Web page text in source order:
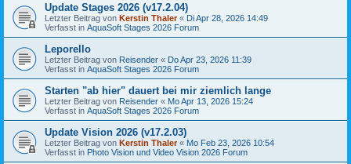
Update Stages 2026 (v17.2.04)
Letzter Beitrag von Kerstin Thaler« Di Apr 28, 2026 14:49
Verfasst in AquaSoft Stages 2026 Forum
Leporello
Letzter Beitrag von Reisender « Do Apr 23, 2026 11:39
Verfasst in AquaSoft Stages 2026 Forum
Starten "ab hier" dauert bei mir ziemlich lange
Letzter Beitrag von Reisender « Mo Apr 13, 2026 15:24
Verfasst in AquaSoft Stages 2026 Forum
Update Vision 2026 (v17.2.03)
Letzter Beitrag von Kerstin Thaler« Mo Feb 23, 2026 10:54
Verfasst in Photo Vision und Video Vision 2026 Forum